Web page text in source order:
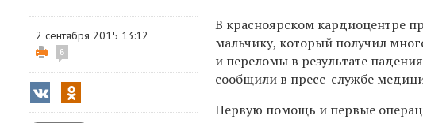
2 сентября 2015 13:12
6
В красноярском кардиоцентре
мальчику, который получил
и переломы в результате
сообщили в пресс-службе
Первую помощь и первые